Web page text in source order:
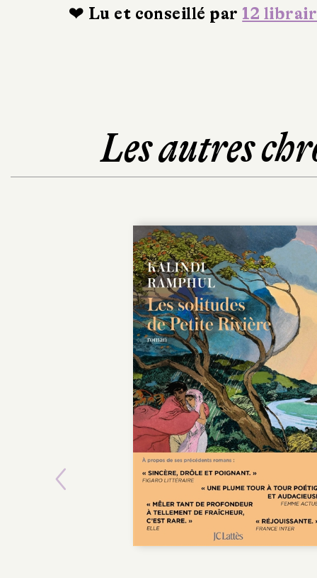
❤ Lu et conseillé par 12
Les autres
Previous